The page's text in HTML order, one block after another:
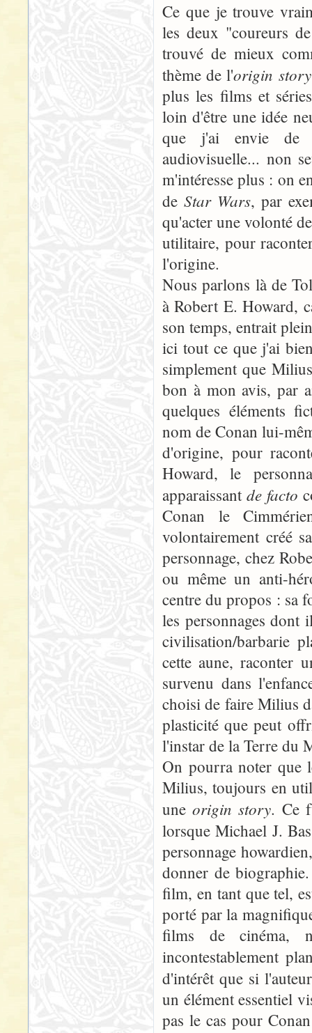
Ce que je trouve
les deux "coureurs
trouvé de mieux
thème de l'origin story
plus les films et
loin d'être une idée
que j'ai envie de
audiovisuelle... non
m'intéresse plus : on
de Star Wars, par
qu'acter une volonté
utilitaire, pour
l'origine.
Nous parlons là de
à Robert E. Howard,
son temps, entrait
ici tout ce que j'ai
simplement que
bon à mon avis, par
quelques éléments
nom de Conan lui-
d'origine, pour
Howard, le
apparaissant de facto
Conan le
volontairement créé
personnage, chez
ou même un anti-
centre du propos : sa
les personnages dont
civilisation/barbarie
cette aune, raconter
survenu dans
choisi de faire Milius
plasticité que peut
l'instar de la Terre du
On pourra noter que
Milius, toujours en
uneorigin story. Ce
lorsque Michael J.
personnage
donner de
film, en tant que tel,
porté par la
films de cinéma,
incontestablement
d'intérêt que si
un élément essentiel
pas le cas pour